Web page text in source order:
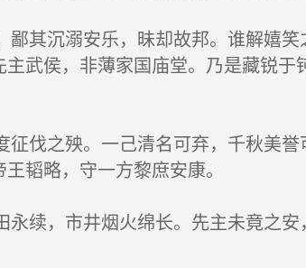
其沉溺安乐，昧却故邦。谁解嬉笑
武侯，非薄家国庙堂。乃是藏锐于
伐之殃。一己清名可弃，千秋美誉
韬略，守一方黎庶安康。
续，市井烟火绵长。先主未竟之安